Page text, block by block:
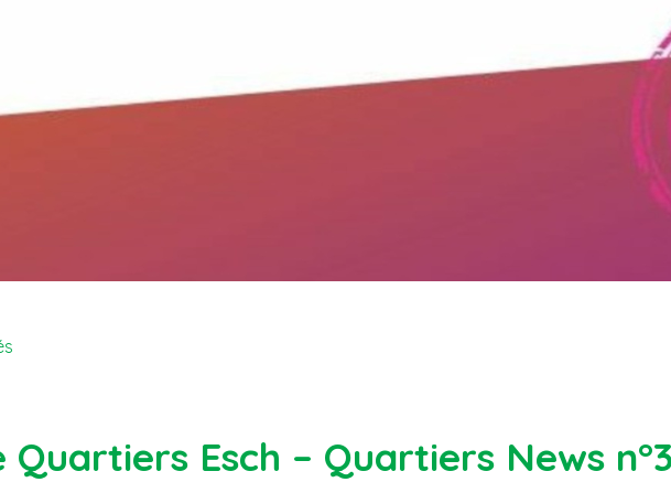
Quartiers Esch – Quartiers News